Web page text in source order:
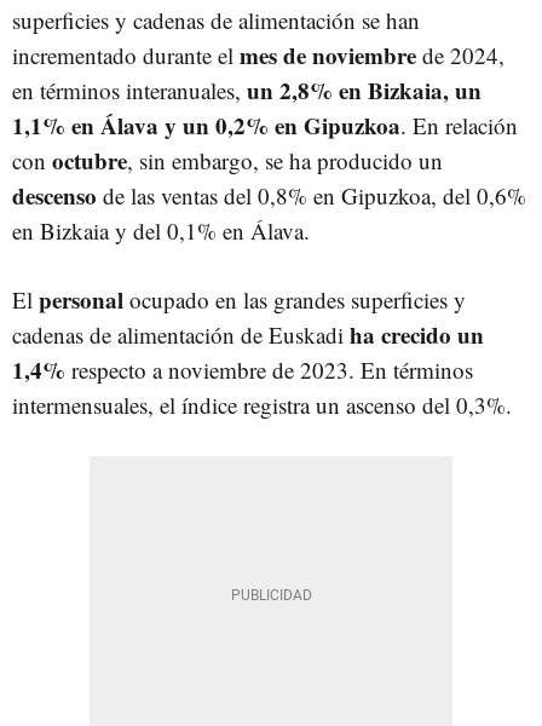
superficies y cadenas de alimentación se han
incrementado durante el mes de noviembre de 2024,
en términos interanuales, un 2,8% en Bizkaia, un
1,1% en Álava y un 0,2% en Gipuzkoa. En relación
con octubre, sin embargo, se ha producido un
descenso de las ventas del 0,8% en Gipuzkoa, del 0,6%
en Bizkaia y del 0,1% en Álava.
El personal ocupado en las grandes superficies y
cadenas de alimentación de Euskadi ha crecido un
1,4% respecto a noviembre de 2023. En términos
intermensuales, el índice registra un ascenso del 0,3%.